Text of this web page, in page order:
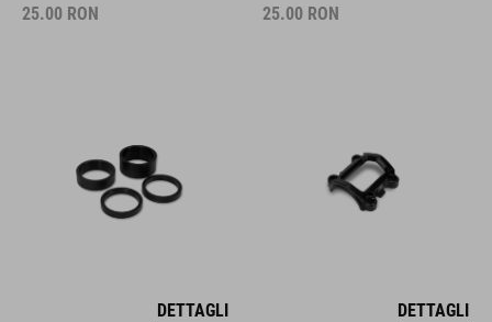
25.00 RON
DETTAGLI
25.00 RON
DETTAGLI